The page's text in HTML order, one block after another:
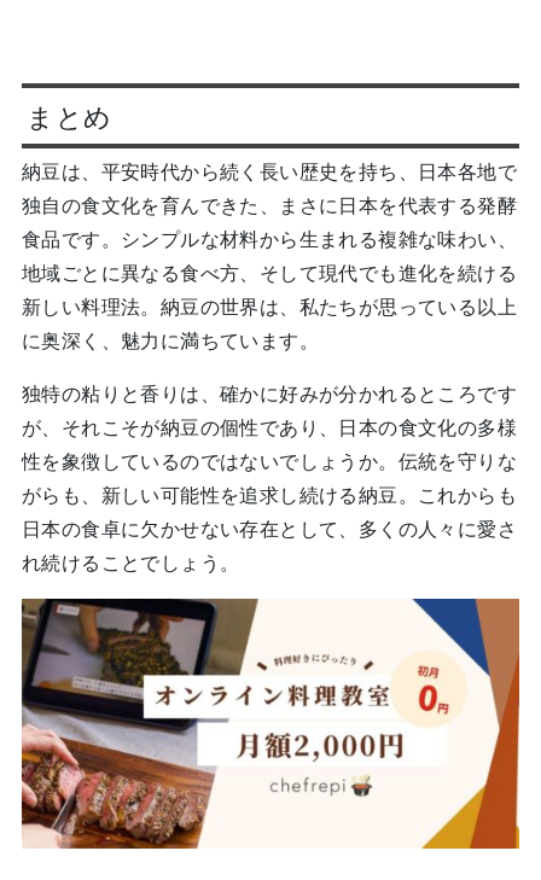
まとめ
納豆は、平安時代から続く長い歴史を持ち、日本各地で
独自の食文化を育んできた、まさに日本を代表する発酵
食品です。シンプルな材料から生まれる複雑な味わい、
地域ごとに異なる食べ方、そして現代でも進化を続ける
新しい料理法。納豆の世界は、私たちが思っている以上
に奥深く、魅力に満ちています。
独特の粘りと香りは、確かに好みが分かれるところです
が、それこそが納豆の個性であり、日本の食文化の多様
性を象徴しているのではないでしょうか。伝統を守りな
がらも、新しい可能性を追求し続ける納豆。これからも
日本の食卓に欠かせない存在として、多くの人々に愛さ
れ続けることでしょう。